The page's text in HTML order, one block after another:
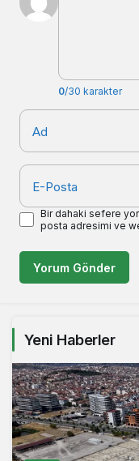
0/30 karakter
Ad
E-Posta
Bir dahaki sefere
posta adresimi ve
Yorum Gönder
Yeni Haberler